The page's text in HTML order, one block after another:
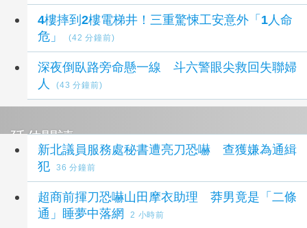
4樓摔到2樓電梯井！三重驚悚工安意外「1人命
危」
(42 分鐘前)
深夜倒臥路旁命懸一線 斗六警眼尖救回失聯婦
人
(43 分鐘前)
延伸閱讀
新北議員服務處秘書遭亮刀恐嚇 查獲嫌為通緝
犯
36 分鐘前
超商前揮刀恐嚇山田摩衣助理 莽男竟是「二條
通」睡夢中落網
2 小時前